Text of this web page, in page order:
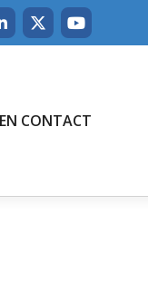
CONTACT